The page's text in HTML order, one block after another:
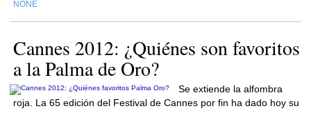
NONE
Cannes 2012: ¿Quiénes son favoritos
a la Palma de Oro?
Se extiende la alfombra
roja. La 65 edición del Festival de Cannes por fin ha dado hoy su